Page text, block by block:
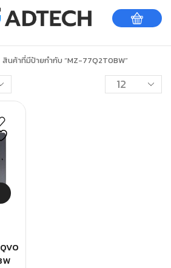
สินค้าที่มีป้ายกำกับ “MZ-77Q2T0BW”